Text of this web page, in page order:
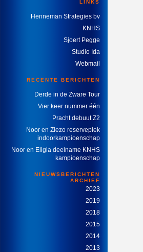
LINKS
Henneman Strategies bv
KNHS
Sjoert Pegge
Studio Ida
Webmail
RECENTE BERICHTEN
Derde in de Zware Tour
Vier keer nummer één
Pracht debuut Z2
Noor en Ziezo reserveplek
indoorkampioenschap
Noor en Eligia deelname KNHS
kampioenschap
NIEUWSBERICHTEN
ARCHIEF
2023
2019
2018
2015
2014
2013